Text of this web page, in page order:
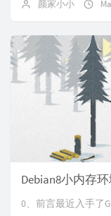
颜家小小
Debian8小内存
0、前言最近入手了